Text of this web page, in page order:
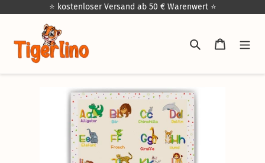
⭐ kostenloser Versand ab 50 € Warenwert ⭐
Suchen